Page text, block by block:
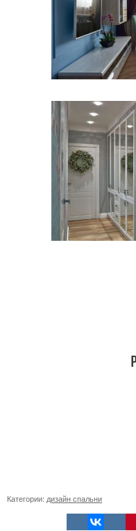
Категории: дизайн спальни